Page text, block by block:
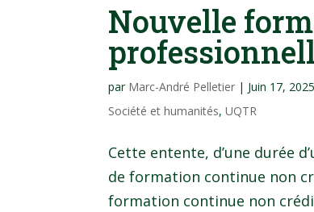
Nouvelle
par Marc-André Pelletier | Juin 17, 2025
Société et humanités,UQTR
Cette entente, d’une durée
de formation continue non
formation continue non